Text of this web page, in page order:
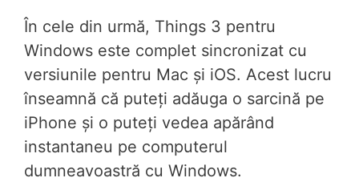
În cele din urmă, Things 3 pentru
Windows este complet sincronizat cu
versiunile pentru Mac și iOS. Acest lucru
înseamnă că puteți adăuga o sarcină pe
iPhone și o puteți vedea apărând
instantaneu pe computerul
dumneavoastră cu Windows.